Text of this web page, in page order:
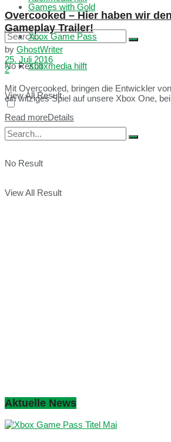
No Result
View All Result
Games with Gold
Xbox Game Pass
Xboxmedia hilft
No Result
View All Result
Overcooked – Hier haben wir
Gameplay Trailer!
by GhostWriter
25. Juli 2016
2
Mit Overcooked, bringen die Entwickler
ein witziges Spiel auf unsere Xbox One,
Read moreDetails
Aktuelle News